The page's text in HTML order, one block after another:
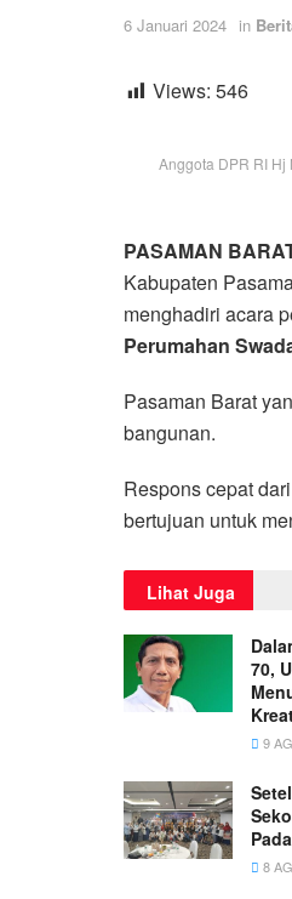
6 Januari 2024 in
Views: 546
Anggota DPR RI
PASAMAN
Kabupaten
menghadiri acara
Perumahan
Pasaman Barat
bangunan.
Respons cepat
bertujuan untuk
Lihat Juga
70,
9
8